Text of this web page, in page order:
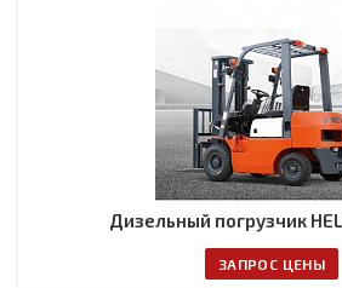
Дизельный погрузчик
ЗАПРОС ЦЕНЫ